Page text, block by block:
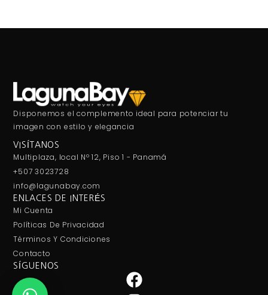
Disponemos el complemento ideal para potenciar tu
imagen con estilo y elegancia
VISÍTANOS
Multiplaza, local Nº 12, Piso 1 - Panamá
+507 3023728
info@lagunabay.com
ENLACES DE INTERÉS
Mi Cuenta
Políticas De Privacidad
Términos Y Condiciones
Contacto
SÍGUENOS